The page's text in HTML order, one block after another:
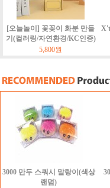
[오늘놀이] 꽃꽂이 화분 만들
기(컬러링/자연환경/KC인증)
5,800원
3000 만두 스쿼시 말랑이(색상
랜덤)